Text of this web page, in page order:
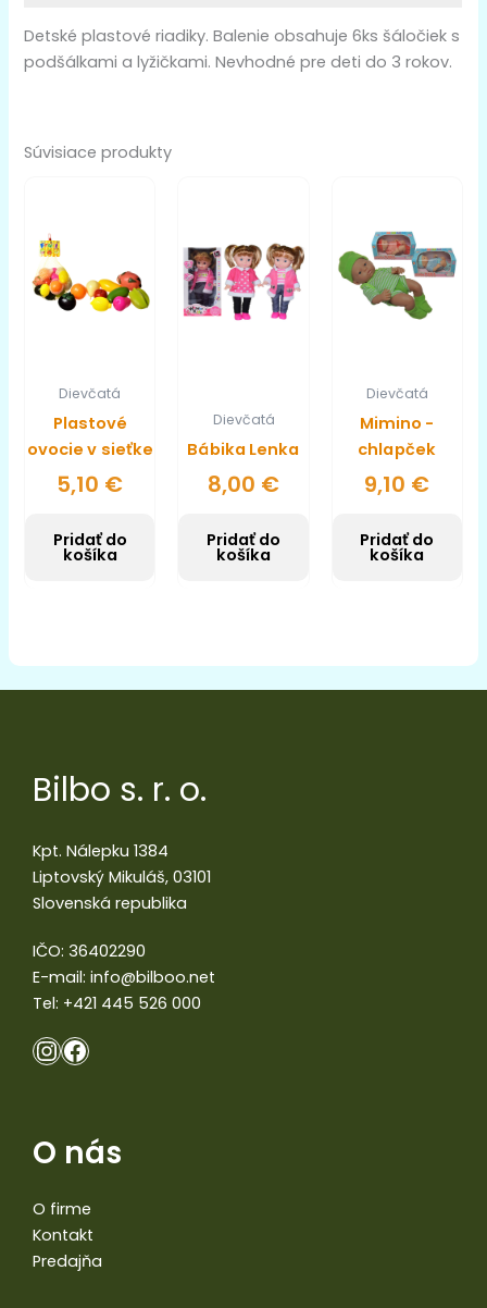
Detské plastové riadiky. Balenie obsahuje 6ks šáločiek s
podšálkami a lyžičkami. Nevhodné pre deti do 3 rokov.
Súvisiace produkty
Dievčatá
Plastové
ovocie v sieťke
5,10 €
Pridať do
košíka
Dievčatá
Bábika Lenka
8,00 €
Pridať do
košíka
Dievčatá
Mimino -
chlapček
9,10 €
Pridať do
košíka
Bilbo s. r. o.
Kpt. Nálepku 1384
Liptovský Mikuláš, 03101
Slovenská republika
IČO: 36402290
E-mail: info@bilboo.net
Tel: +421 445 526 000
O nás
O firme
Kontakt
Predajňa